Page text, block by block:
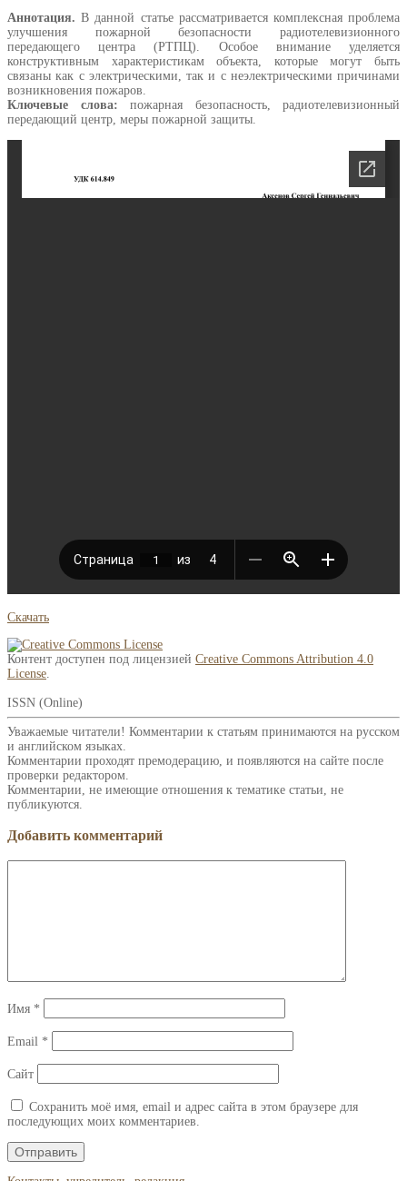
Аннотация. В данной статье рассматривается комплексная проблема
улучшения пожарной безопасности радиотелевизионного
передающего центра (РТПЦ). Особое внимание уделяется
конструктивным характеристикам объекта, которые могут быть
связаны как с электрическими, так и с неэлектрическими причинами
возникновения пожаров.
Ключевые слова: пожарная безопасность, радиотелевизионный
передающий центр, меры пожарной защиты.
Скачать
Контент доступен под лицензией Creative Commons Attribution 4.0
License
ISSN (Online)
Уважаемые читатели! Комментарии к статьям принимаются на русском
и английском языках.
Комментарии проходят премодерацию, и появляются на сайте после
проверки редактором.
Комментарии, не имеющие отношения к тематике статьи, не
публикуются.
Добавить комментарий
Имя *
Email *
Сайт
Сохранить моё имя, email и адрес сайта в этом браузере для
последующих моих комментариев.